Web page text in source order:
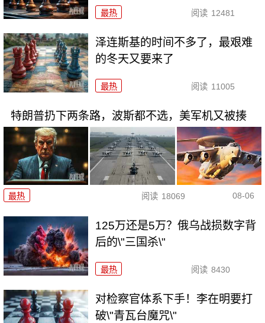
最热 阅读 12481
泽连斯基的时间不多了，最艰难
的冬天又要来了
最热 阅读 11005
特朗普扔下两条路，波斯都不选，美军机又被揍
最热 阅读 18069 08-06
125万还是5万？俄乌战损数字背
后的\"三国杀\"
最热 阅读 8430
对检察官体系下手！李在明要打
破\"青瓦台魔咒\"